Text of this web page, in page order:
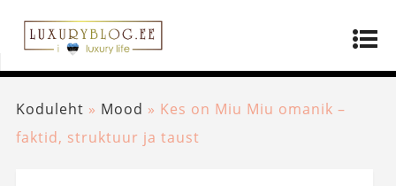
Koduleht » Mood » Kes on Miu Miu omanik –
faktid, struktuur ja taust